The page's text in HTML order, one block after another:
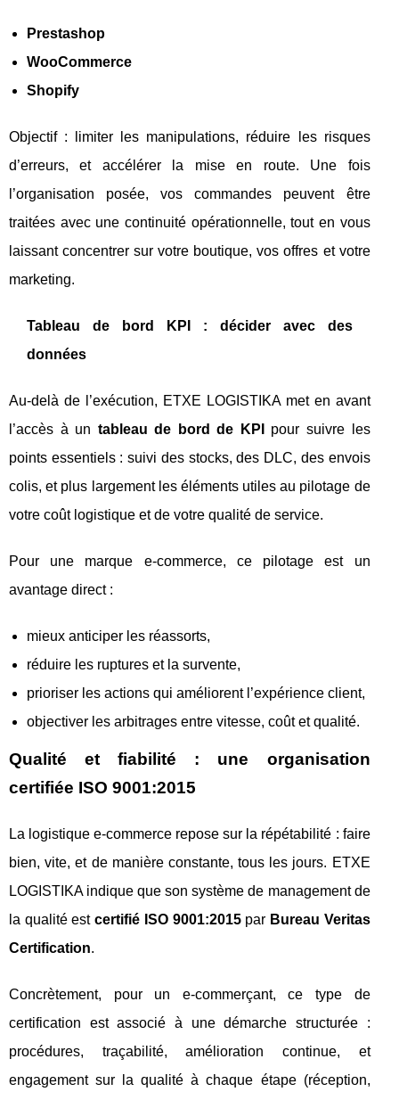
Prestashop
WooCommerce
Shopify
Objectif : limiter les manipulations, réduire les risques
d’erreurs, et accélérer la mise en route. Une fois
l’organisation posée, vos commandes peuvent être
traitées avec une continuité opérationnelle, tout en vous
laissant concentrer sur votre boutique, vos offres et votre
marketing.
Tableau de bord KPI : décider avec des
données
Au-delà de l’exécution, ETXE LOGISTIKA met en avant
l’accès à un tableau de bord de KPI
pour suivre les
points essentiels : suivi des stocks, des DLC, des envois
colis, et plus largement les éléments utiles au pilotage de
votre coût logistique et de votre qualité de service.
Pour une marque e-commerce, ce pilotage est un
avantage direct :
mieux anticiper les réassorts,
réduire les ruptures et la survente,
prioriser les actions qui améliorent l’expérience client,
objectiver les arbitrages entre vitesse, coût et qualité.
Qualité et fiabilité : une organisation
certifiée ISO 9001:2015
La logistique e-commerce repose sur la répétabilité : faire
bien, vite, et de manière constante, tous les jours. ETXE
LOGISTIKA indique que son système de management de
la qualité estcertifié ISO 9001:2015par Bureau Veritas
Certification.
Concrètement, pour un e-commerçant, ce type de
certification est associé à une démarche structurée :
procédures, traçabilité, amélioration continue, et
engagement sur la qualité à chaque étape (réception,